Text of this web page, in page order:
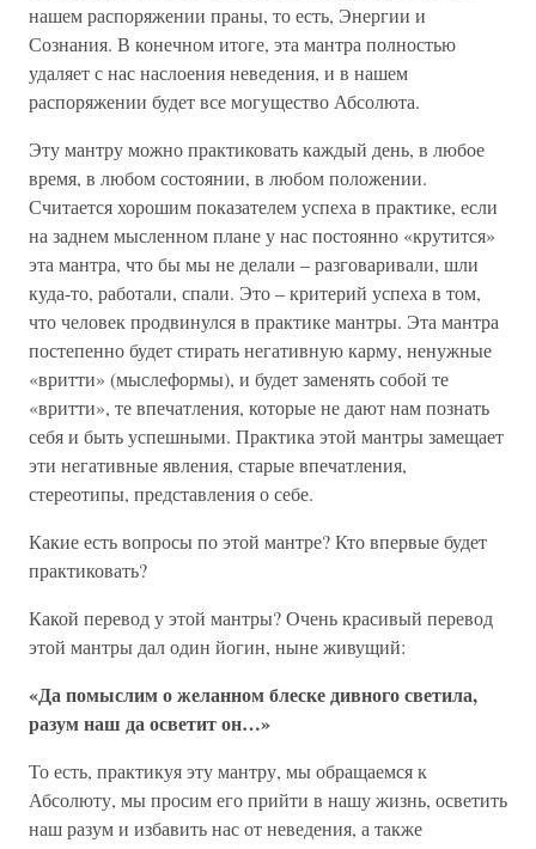
нашем распоряжении праны, то есть, Энергии и
Сознания. В конечном итоге, эта мантра полностью
удаляет с нас наслоения неведения, и в нашем
распоряжении будет все могущество Абсолюта.
Эту мантру можно практиковать каждый день, в любое
время, в любом состоянии, в любом положении.
Считается хорошим показателем успеха в практике, если
на заднем мысленном плане у нас постоянно «крутится»
эта мантра, что бы мы не делали – разговаривали, шли
куда-то, работали, спали. Это – критерий успеха в том,
что человек продвинулся в практике мантры. Эта мантра
постепенно будет стирать негативную карму, ненужные
«вритти» (мыслеформы), и будет заменять собой те
«вритти», те впечатления, которые не дают нам познать
себя и быть успешными. Практика этой мантры замещает
эти негативные явления, старые впечатления,
стереотипы, представления о себе.
Какие есть вопросы по этой мантре? Кто впервые будет
практиковать?
Какой перевод у этой мантры? Очень красивый перевод
этой мантры дал один йогин, ныне живущий:
«Да помыслим о желанном блеске дивного светила,
разум наш да осветит он…»
То есть, практикуя эту мантру, мы обращаемся к
Абсолюту, мы просим его прийти в нашу жизнь, осветить
наш разум и избавить нас от неведения, а также